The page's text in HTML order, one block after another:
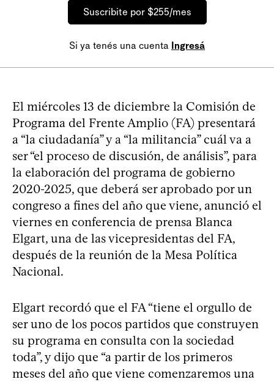
Suscribite por $255/mes
Si ya tenés una cuenta Ingresá
El miércoles 13 de diciembre la Comisión de
Programa del Frente Amplio (FA) presentará
a “la ciudadanía” y a “la militancia” cuál va a
ser “el proceso de discusión, de análisis”, para
la elaboración del programa de gobierno
2020-2025, que deberá ser aprobado por un
congreso a fines del año que viene, anunció el
viernes en conferencia de prensa Blanca
Elgart, una de las vicepresidentas del FA,
después de la reunión de la Mesa Política
Nacional.
Elgart recordó que el FA “tiene el orgullo de
ser uno de los pocos partidos que construyen
su programa en consulta con la sociedad
toda”, y dijo que “a partir de los primeros
meses del año que viene comenzaremos una